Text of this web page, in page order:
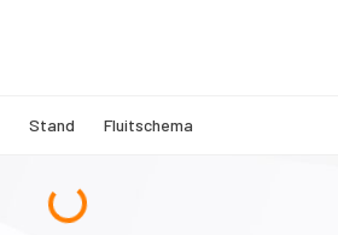
Stand Fluitschema